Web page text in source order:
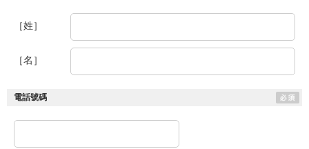
［姓］
［名］
電話號碼